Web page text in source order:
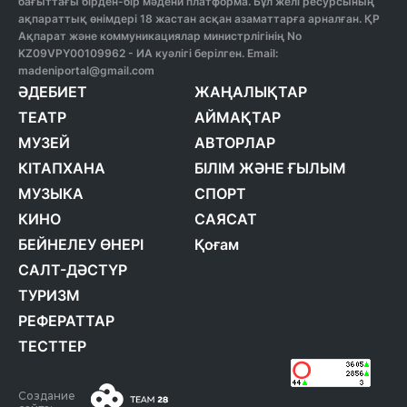
ақпараттық өнімдері 18 жастан асқан азаматтарға арналған. ҚР
Ақпарат және коммуникациялар министрлігінің No
KZ09VPY00109962 - ИА куәлігі берілген. Email:
madeniportal@gmail.com
ӘДЕБИЕТ
ТЕАТР
МУЗЕЙ
КІТАПХАНА
МУЗЫКА
КИНО
БЕЙНЕЛЕУ ӨНЕРІ
САЛТ-ДӘСТҮР
ТУРИЗМ
РЕФЕРАТТАР
ТЕСТТЕР
ЖАҢАЛЫҚТАР
АЙМАҚТАР
АВТОРЛАР
БІЛІМ ЖӘНЕ ҒЫЛЫМ
СПОРТ
САЯСАТ
Қоғам
Создание